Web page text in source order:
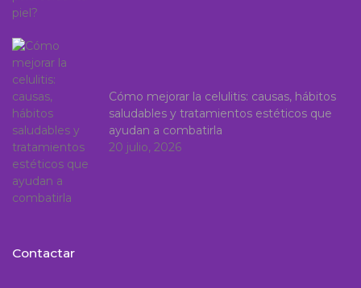
Cómo mejorar la celulitis: causas, hábitos
saludables y tratamientos estéticos que
ayudan a combatirla
20 julio, 2026
Contactar